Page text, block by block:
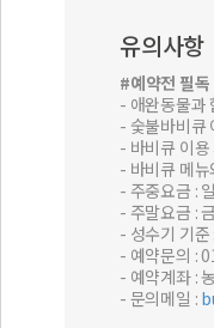
유의사항
#예약전 필독
- 애완동물과
- 숯불바비큐
- 바비큐 이
- 바비큐 메
- 주중요금 :
- 주말요금 :
- 성수기 기
- 예약문의 :
- 예약계좌 :
- 문의메일 :